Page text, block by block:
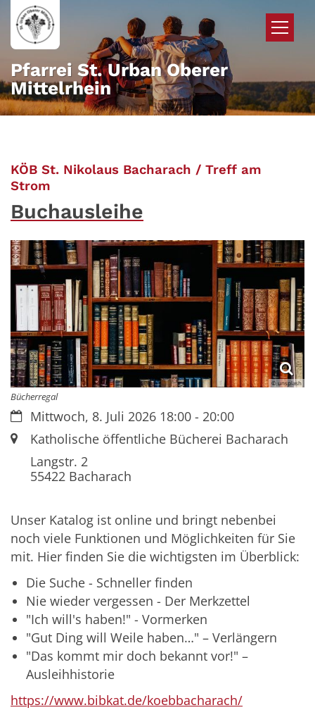
Zum Inhalt springen
Pfarrei St. Urban Oberer
Mittelrhein
KÖB St. Nikolaus Bacharach / Treff am
Strom
Buchausleihe
© unsplash
Bücherregal
Datum:Mittwoch, 8. Juli 2026 18:00 - 20:00
Ort:Katholische öffentliche Bücherei Bacharach
Langstr. 2
55422 Bacharach
Unser Katalog ist online und bringt nebenbei
noch viele Funktionen und Möglichkeiten für Sie
mit. Hier finden Sie die wichtigsten im Überblick:
Die Suche - Schneller finden
Nie wieder vergessen - Der Merkzettel
"Ich will's haben!" - Vormerken
"Gut Ding will Weile haben…" – Verlängern
"Das kommt mir doch bekannt vor!" –
Ausleihhistorie
https://www.bibkat.de/koebbacharach/